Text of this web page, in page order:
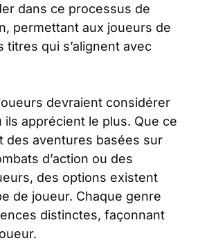
dans ce processus de
permettant aux joueurs de
titres qui s’alignent avec
devraient considérer
ils apprécient le plus. Que ce
des aventures basées sur
d’action ou des
des options existent
de joueur. Chaque genre
distinctes, façonnant